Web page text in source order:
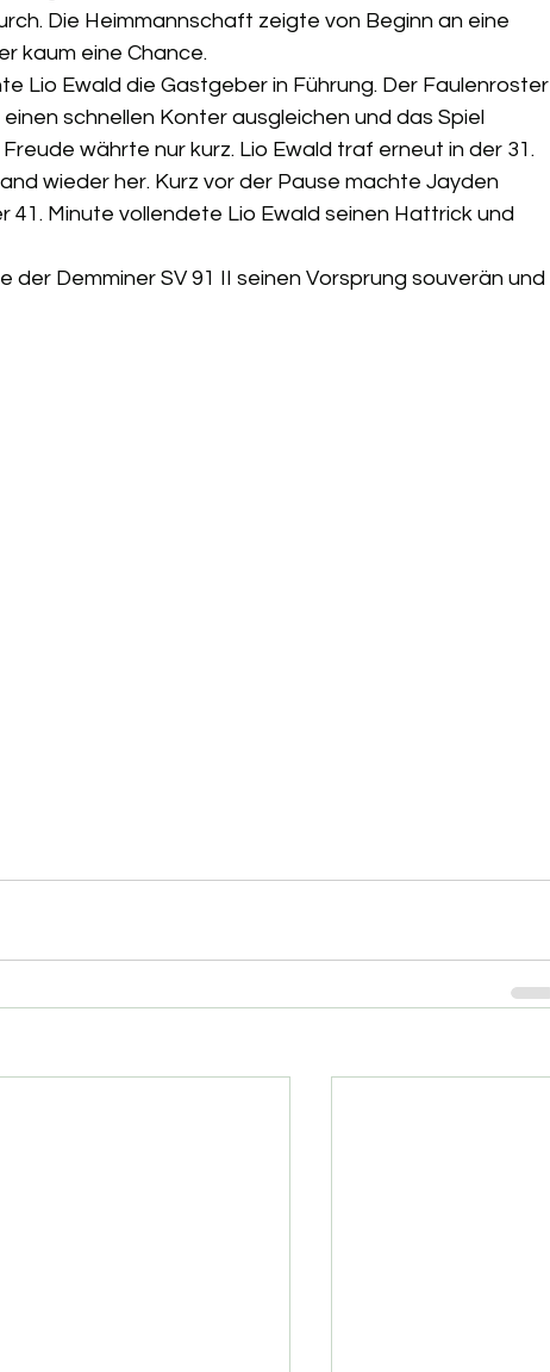
Die Heimmannschaft zeigte von Beginn an eine
kaum eine Chance.
Lio Ewald die Gastgeber in Führung. Der Faulenroster
schnellen Konter ausgleichen und das Spiel
währte nur kurz. Lio Ewald traf erneut in der 31.
wieder her. Kurz vor der Pause machte Jayden
41. Minute vollendete Lio Ewald seinen Hattrick und
Demminer SV 91 II seinen Vorsprung souverän und